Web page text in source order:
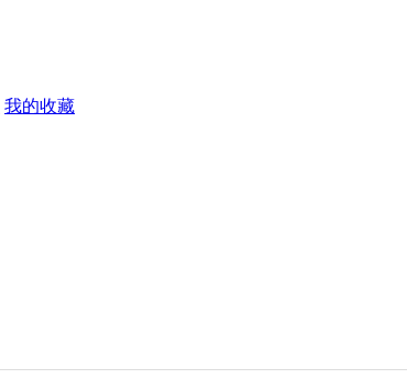
我的收藏